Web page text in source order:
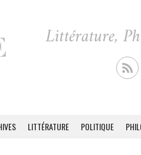
LITTÉRATURE POLITIQUE